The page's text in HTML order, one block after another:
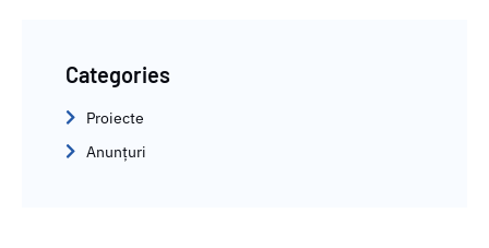
Categories
Proiecte
Anunțuri